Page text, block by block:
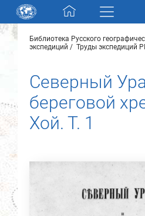
Skip navigation
Разделы и коллекции
Электронный каталог
Новости
О нас
Контакты
Библиотека Русского
экспедиций
Труды экспедиций
Северный
береговой
Хой. Т. 1